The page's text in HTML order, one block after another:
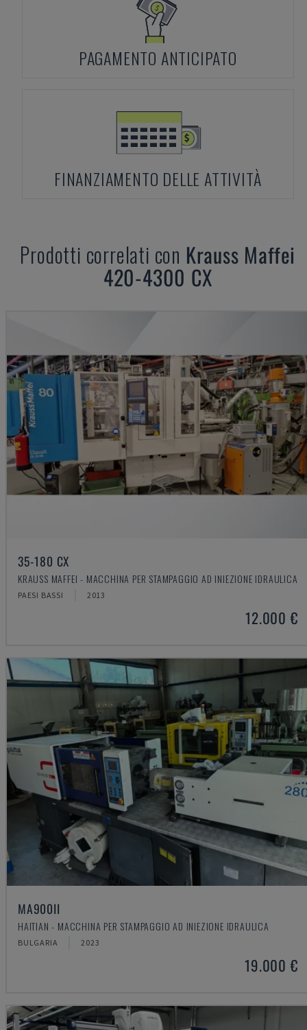
PAGAMENTO ANTICIPATO
FINANZIAMENTO DELLE ATTIVITÀ
Prodotti correlati con Krauss Maffei
420-4300 CX
35-180 CX
KRAUSS MAFFEI - MACCHINA PER STAMPAGGIO AD INIEZIONE IDRAULICA
PAESI BASSI 2013
12.000 €
MA900ІІ
HAITIAN - MACCHINA PER STAMPAGGIO AD INIEZIONE IDRAULICA
BULGARIA 2023
19.000 €